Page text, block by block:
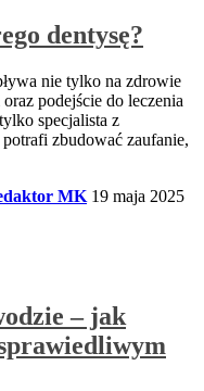
dentysę?
nie tylko na zdrowie
podejście do leczenia
specjalista z
zbudować zaufanie,
MK 19 maja 2025
– jak